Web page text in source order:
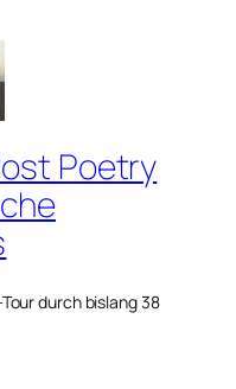
Poetry
durch bislang 38